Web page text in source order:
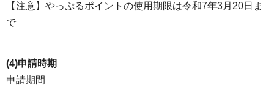
【注意】やっぷるポイントの使用期限は令和7年3月20日ま
で
(4)申請時期
申請期間